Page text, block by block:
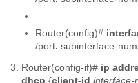
Router(config)#
/port. subinterface-
Router(config-if)# ip
dhcp {client-id interface-